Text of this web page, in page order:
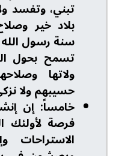
تبني، وتفسد
بلاد خير
تسمح بحول
ولاتها
حسيبهم ولا
خامساً: إن
فرصة لأولئك
الاستراحات